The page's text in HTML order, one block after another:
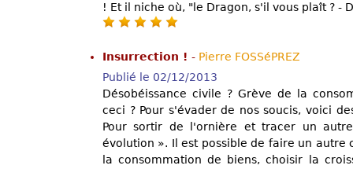
! Et il niche où, "le Dragon, s'il vous plaît ? -
Insurrection ! - Pierre FOSSéPREZ
Publié le 02/12/2013
Désobéissance civile ? Grève de la
ceci ? Pour s'évader de nos soucis, voici
Pour sortir de l'ornière et tracer un
évolution ». Il est possible de faire un autre
la consommation de biens, choisir la